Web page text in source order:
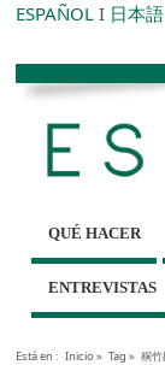
ESPAÑOL I 日本語
QUÉ HACER
ENTREVISTAS
Está en : Inicio» Tag » 桐竹